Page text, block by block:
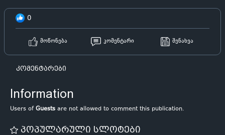
0
მოწონება კომენტარი შენახვა
კომენტარები
Information
Users ofGuests are not allowed to comment this publication.
პოპულარული სლოტები